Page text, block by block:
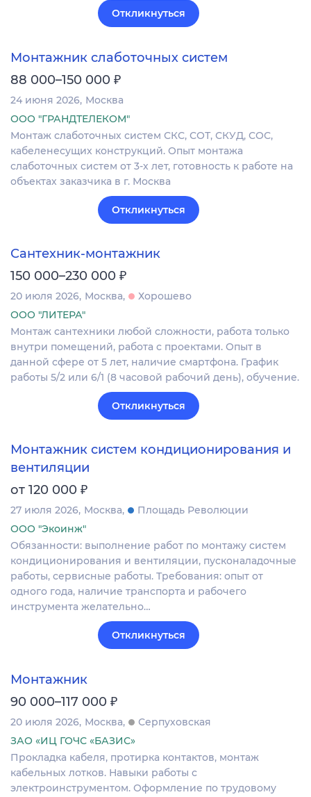
Откликнуться
Монтажник слаботочных систем
88 000–150 000 ₽
24 июня 2026 Москва
ООО "ГРАНДТЕЛЕКОМ"
Монтаж слаботочных систем СКС, СОТ, СКУД, СОС,
кабеленесущих конструкций. Опыт монтажа
слаботочных систем от 3-х лет, готовность к работе на
объектах заказчика в г. Москва
Откликнуться
Сантехник-монтажник
150 000–230 000 ₽
20 июля 2026 Москва
Хорошево
ООО "ЛИТЕРА"
Монтаж сантехники любой сложности, работа только
внутри помещений, работа с проектами. Опыт в
данной сфере от 5 лет, наличие смартфона. График
работы 5/2 или 6/1 (8 часовой рабочий день), обучение.
Откликнуться
Монтажник систем кондиционирования и
вентиляции
от 120 000 ₽
27 июля 2026 Москва
Площадь Революции
ООО "Экоинж"
Обязанности: выполнение работ по монтажу систем
кондиционирования и вентиляции, пусконаладочные
работы, сервисные работы. Требования: опыт от
одного года, наличие транспорта и рабочего
инструмента желательно…
Откликнуться
Монтажник
90 000–117 000 ₽
20 июля 2026 Москва
Серпуховская
ЗАО «ИЦ ГОЧС «БАЗИС»
Прокладка кабеля, протирка контактов, монтаж
кабельных лотков. Навыки работы с
электроинструментом. Оформление по трудовому